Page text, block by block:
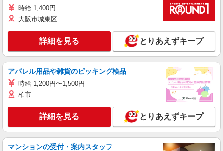
時給 1,400円
大阪市城東区
詳細を見る とりあえずキープ
アパレル用品や雑貨のピッキング検品
時給 1,200円〜1,500円
柏市
詳細を見る とりあえずキープ
マンションの受付・案内スタッフ